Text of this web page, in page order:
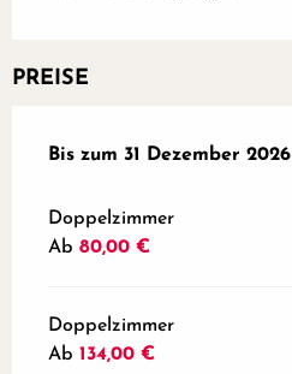
PREISE
ab1 Februar 2026bis zum
Bis zum 31 Dezember 2026
Doppelzimmer
Ab 80,00 €
Doppelzimmer
Ab 134,00 €